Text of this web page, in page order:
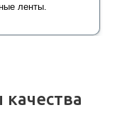
ленты.